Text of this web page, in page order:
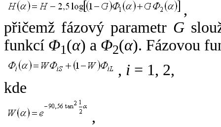
,
přičemž fázový parametr G
funkcí Φ1(α) a Φ2(α). Fázovou
, i = 1, 2,
kde
,